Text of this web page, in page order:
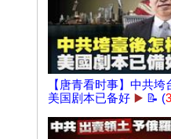
【唐青看时事】中共垮
美国剧本已备好 ▶️ 📝 (